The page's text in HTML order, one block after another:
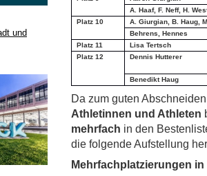
A. Haaf, F. Neff, H.
Platz 10
A. Giurgian, B. Haug,
Behrens, Hennes
Platz 11
Lisa Tertsch
Platz 12
Dennis Hutterer
Benedikt Haug
Da zum guten
Athletinnen und Athleten
mehrfach in den
die folgende Aufstellung
Mehrfachplatzierungen